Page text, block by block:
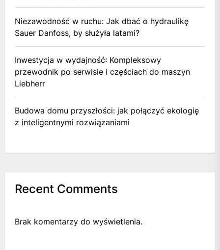
Niezawodność w ruchu: Jak dbać o hydraulikę
Sauer Danfoss, by służyła latami?
Inwestycja w wydajność: Kompleksowy
przewodnik po serwisie i częściach do maszyn
Liebherr
Budowa domu przyszłości: jak połączyć ekologię
z inteligentnymi rozwiązaniami
Recent Comments
Brak komentarzy do wyświetlenia.